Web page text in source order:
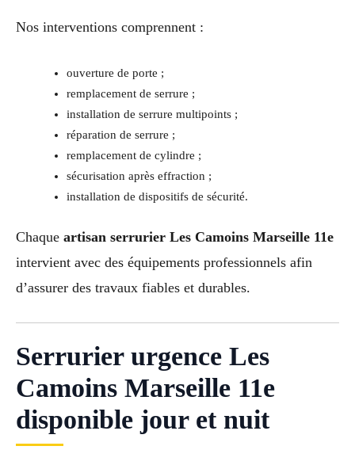
Nos interventions comprennent :
ouverture de porte ;
remplacement de serrure ;
installation de serrure multipoints ;
réparation de serrure ;
remplacement de cylindre ;
sécurisation après effraction ;
installation de dispositifs de sécurité.
Chaque artisan serrurier Les Camoins Marseille 11e
intervient avec des équipements professionnels afin
d’assurer des travaux fiables et durables.
Serrurier urgence Les
Camoins Marseille 11e
disponible jour et nuit